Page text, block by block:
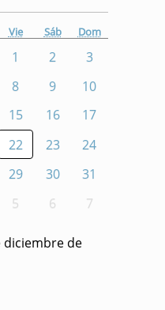
Vie Sáb Dom
1 2
3
8 9
10
15 16
17
22 23
24
29 30
31
5 6 7
diciembre de